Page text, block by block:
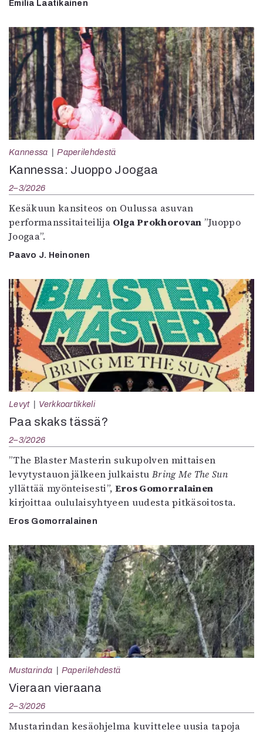
Emilia Laatikainen
Kannessa Paperilehdestä
Kannessa: Juoppo Joogaa
2–3/2026
Kesäkuun kansiteos on Oulussa asuvan
performanssitaiteilija Olga Prokhorovan ”Juoppo
Joogaa”.
Paavo J. Heinonen
Levyt Verkkoartikkeli
Paa skaks tässä?
2–3/2026
”The Blaster Masterin sukupolven mittaisen
levytystauon jälkeen julkaistu Bring Me The Sun
yllättää myönteisesti”, Eros Gomorralainen
kirjoittaa oululaisyhtyeen uudesta pitkäsoitosta.
Eros Gomorralainen
Mustarinda Paperilehdestä
Vieraan vieraana
2–3/2026
Mustarindan kesäohjelma kuvittelee uusia tapoja